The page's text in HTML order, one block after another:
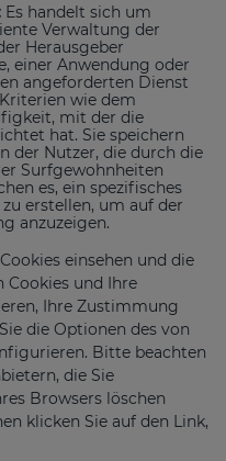
Es handelt sich um
Verwaltung der
Herausgeber
einer Anwendung oder
angeforderten Dienst
wie dem
mit der die
hat. Sie speichern
der Nutzer, die durch die
Surfgewohnheiten
es, ein spezifisches
erstellen, um auf der
anzuzeigen.
einsehen und die
und Ihre
Ihre Zustimmung
die Optionen des von
Bitte beachten
die Sie
Browsers löschen
klicken Sie auf den Link,